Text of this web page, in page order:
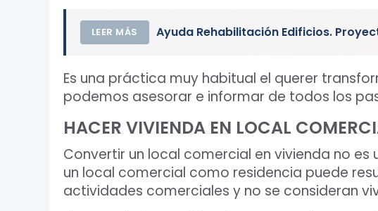
LEER MÁS Ayuda Rehabilitación Edificios.
Es una práctica muy habitual el querer
podemos asesorar e informar de todos los
HACER VIVIENDA EN LOCAL
Convertir un local comercial en vivienda no
un local comercial como residencia puede
actividades comerciales y no se consideran